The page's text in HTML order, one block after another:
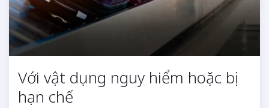
Với vật dụng nguy hiểm hoặc bị
hạn chế